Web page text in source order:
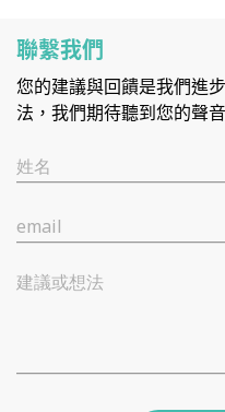
聯繫我們
您的建議與回饋是我們進
法，我們期待聽到您的聲音
姓名
email
建議或想法